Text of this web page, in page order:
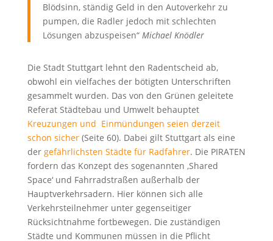
Blödsinn, ständig Geld in den Autoverkehr zu
pumpen, die Radler jedoch mit schlechten
Lösungen abzuspeisen“ Michael Knödler
Die Stadt Stuttgart lehnt den Radentscheid ab,
obwohl ein vielfaches der bötigten Unterschriften
gesammelt wurden. Das von den Grünen geleitete
Referat Städtebau und Umwelt behauptet
Kreuzungen und Einmündungen seien derzeit
schon sicher(Seite 60). Dabei gilt Stuttgart als eine
der gefährlichsten Städte für Radfahrer. Die PIRATEN
fordern das Konzept des sogenannten ‚Shared
Space‘ und Fahrradstraßen außerhalb der
Hauptverkehrsadern. Hier können sich alle
Verkehrsteilnehmer unter gegenseitiger
Rücksichtnahme fortbewegen. Die zuständigen
Städte und Kommunen müssen in die Pflicht